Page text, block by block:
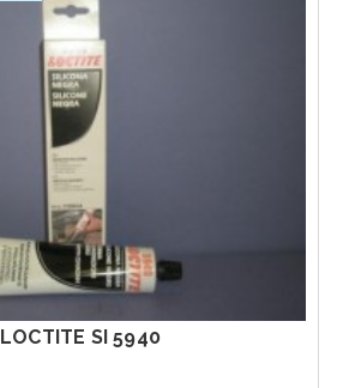
ΔΕΙΤΕ ΤΟ ΠΡΟΙΟΝ
LOCTITE SI 5940